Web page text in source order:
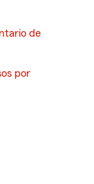
de
por